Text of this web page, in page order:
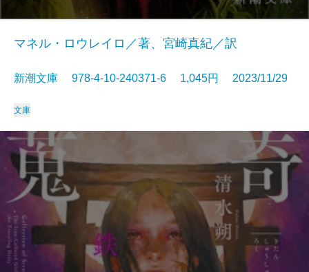
マネル・ロウレイロ／著、宮崎真紀／訳
新潮文庫 978-4-10-240371-6 1,045円 2023/11/29
文庫